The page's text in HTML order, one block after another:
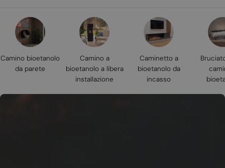
Camino bioetanolo
da parete
Camino a
bioetanolo a libera
installazione
Caminetto a
bioetanolo da
incasso